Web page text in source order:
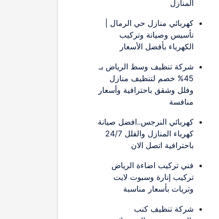
المنازل
كهربائي منازل حي الرمال |
تأسيس وصيانة وتركيب
الكهرباء بأفضل الأسعار
شركة تنظيف وسط الرياض بـ
45% خصم لتنظيف منازل
وفلل وشقق باحترافية وأسعار
منافسة
كهربائي النرجس..افضل صيانة
كهرباء المنازل والفلل 24/7
باحترافية اتصل الان
فني تركيب اضاءة الرياض
تركيب إنارة وسبوت لايت
وثريات بأسعار مناسبة
شركة تنظيف كنب